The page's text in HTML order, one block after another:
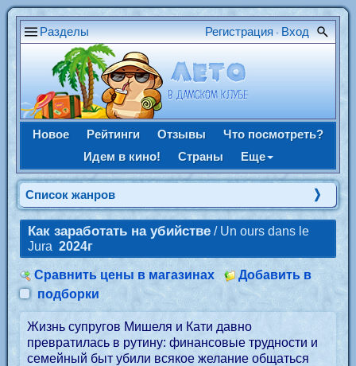
Разделы Регистрация • Вход
Новое Рейтинги Отзывы
Что посмотреть?
Идем в кино!
Страны Еще
Список жанров
Как заработать на убийстве / Un ours dans le
Jura 2024г
Сравнить цены в магазинах
Добавить в
подборки
Жизнь супругов Мишеля и Кати давно
превратилась в рутину: финансовые трудности и
семейный быт убили всякое желание общаться